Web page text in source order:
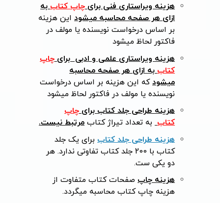
هزینه ویراستاری فنی برایچاپ کتاببه
ازای هر صفحه محاسبه میشوداین هزینه
بر اساس درخواست نویسنده یا مولف در
فاکتور لحاظ میشود
هزینه ویراستاری علمی و ادبی برایچاپ
کتاببه ازای هر صفحه محاسبه
میشودکه این هزینه بر اساس درخواست
نویسنده یا مولف در فاکتور لحاظ میشود
هزینه طراحی جلد کتاببرایچاپ
کتاب به تعداد تیراژ کتاب مرتبط نیست.
هزینه طراحی جلد کتاببرای یک جلد
کتاب با 200 جلد کتاب تفاوتی ندارد. هر
دو یکی ست.
هزینه چاپصفحات کتاب متفاوت از
هزینه چاپ کتاب محاسبه میگردد.